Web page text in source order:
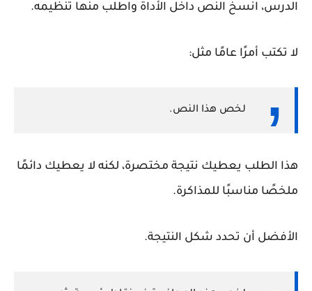
الدرس، انسخ النص داخل الأداة واطلب منها تنظيمه.
لا تكتب أمرًا عامًا مثل:
لخص هذا النص.
هذا الطلب يعطيك نتيجة مختصرة، لكنه لا يعطيك دائمًا
ملخصًا مناسبًا للمذاكرة.
الأفضل أن تحدد شكل النتيجة.